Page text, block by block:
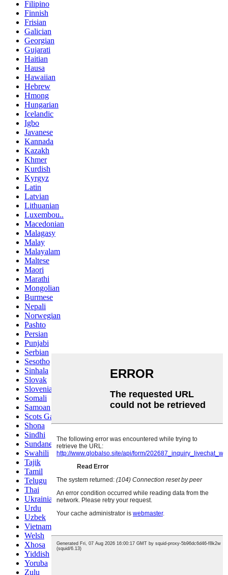
Filipino
Finnish
Frisian
Galician
Georgian
Gujarati
Haitian
Hausa
Hawaiian
Hebrew
Hmong
Hungarian
Icelandic
Igbo
Javanese
Kannada
Kazakh
Khmer
Kurdish
Kyrgyz
Latin
Latvian
Lithuanian
Luxembou..
Macedonian
Malagasy
Malay
Malayalam
Maltese
Maori
Marathi
Mongolian
Burmese
Nepali
Norwegian
Pashto
Persian
Punjabi
Serbian
Sesotho
Sinhala
Slovak
Slovenian
Somali
Samoan
Scots Gaelic
Shona
Sindhi
Sundanese
Swahili
Tajik
Tamil
Telugu
Thai
Ukrainian
Urdu
Uzbek
Vietnamese
Welsh
Xhosa
Yiddish
Yoruba
Zulu